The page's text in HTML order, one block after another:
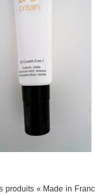
produits « Made in